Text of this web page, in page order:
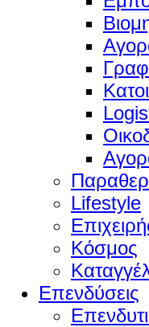
Lifestyle
Κόσμος
Επενδύσεις